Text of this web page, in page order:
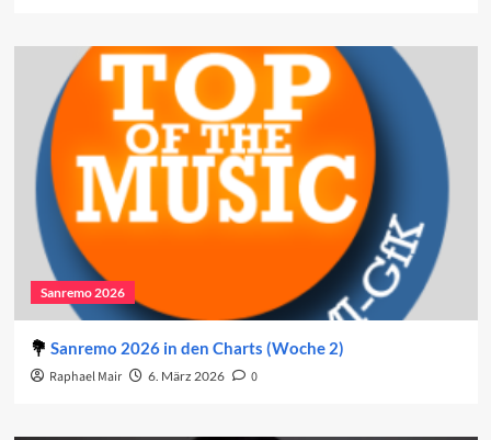
Sanremo 2026
Sanremo 2026 in den Charts (Woche 2)
Raphael Mair 6. März 2026 0